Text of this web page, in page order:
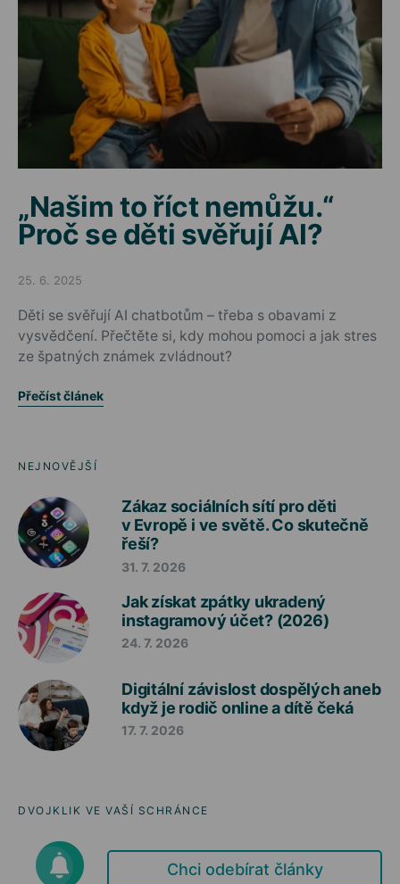
„Našim to říct nemůžu.“
Proč se děti svěřují AI?
Posted on
25. 6. 2025
Děti se svěřují AI chatbotům – třeba s obavami z
vysvědčení. Přečtěte si, kdy mohou pomoci a jak stres
ze špatných známek zvládnout?
Přečíst článek
NEJNOVĚJŠÍ
Zákaz sociálních sítí pro děti
v Evropě i ve světě. Co skutečně
řeší?
31. 7. 2026
Jak získat zpátky ukradený
instagramový účet? (2026)
24. 7. 2026
Digitální závislost dospělých aneb
když je rodič online a dítě čeká
17. 7. 2026
DVOJKLIK VE VAŠÍ SCHRÁNCE
Chci odebírat články